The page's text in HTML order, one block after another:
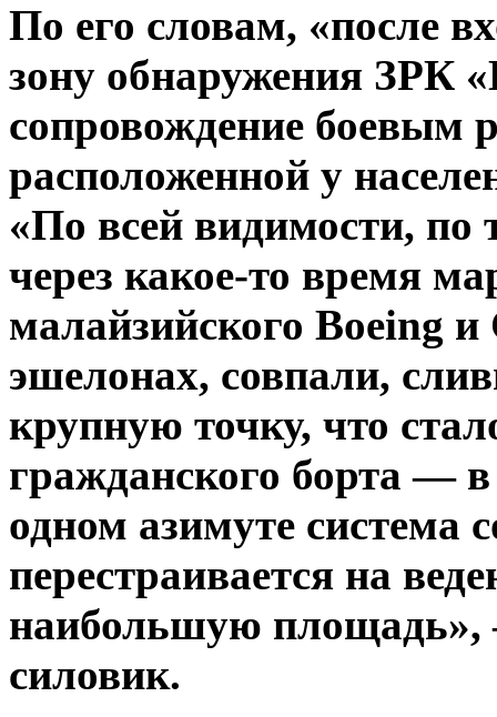
По его словам, «после
зону обнаружения ЗРК
сопровождение боевым
расположенной у
«По всей видимости, по
через какое-то время
малайзийского Boeing
эшелонах, совпали,
крупную точку, что
гражданского борта —
одном азимуте система
перестраивается на
наибольшую площадь»,
силовик.